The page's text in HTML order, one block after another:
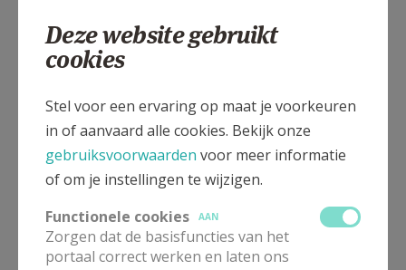
cultureel erfgoed van dichtbij te beleven. Een
inspirerende ervaring voor jong en oud!
Gepubliceerd door
Kapel van het Venerabel Kathedraal Antwerpen vzw
Deze website gebruikt
cookies
Stel voor een ervaring op maat je voorkeuren
in of aanvaard alle cookies. Bekijk onze
gebruiksvoorwaarden voor meer informatie
of om je instellingen te wijzigen.
Functionele cookies
AAN
Zorgen dat de basisfuncties van het
portaal correct werken en laten ons